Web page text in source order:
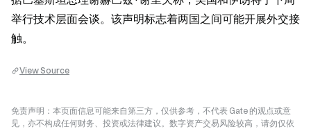
举行技术层面会谈。该声明标志着两国之间可能开展外交接
触。
View Source
免责声明：本页面信息可能来自第三方，仅供参考，不代表 Gate 的观点或意
见，亦不构成任何财务、投资或法律建议。数字资产交易风险较高，请勿仅依